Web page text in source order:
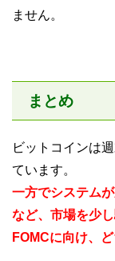
ません。
まとめ
ビットコインは
ています。
一方でシステム
など、市場を少
FOMCに向け、